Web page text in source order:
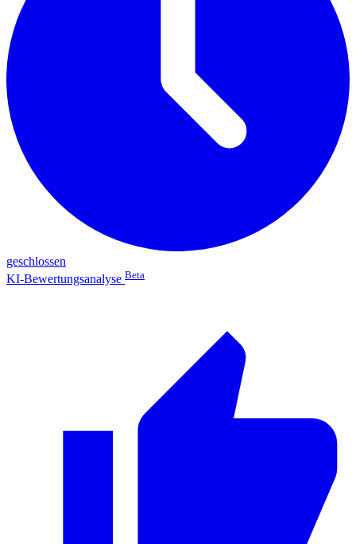
geschlossen
KI-Bewertungsanalyse Beta